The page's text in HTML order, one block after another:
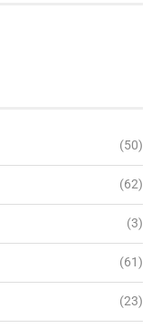
(50)
(62)
(3)
(61)
(23)